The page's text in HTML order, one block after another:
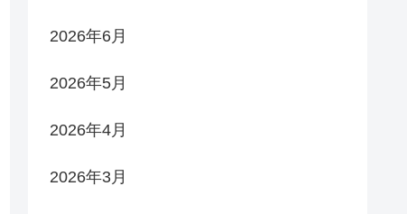
2026年6月
2026年5月
2026年4月
2026年3月